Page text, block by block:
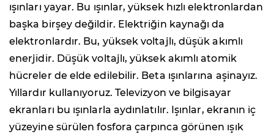
ışınları yayar. Bu ışınlar, yüksek hızlı elektronlardan
başka birşey değildir. Elektriğin kaynağı da
elektronlardır. Bu, yüksek voltajlı, düşük akımlı
enerjidir. Düşük voltajlı, yüksek akımlı atomik
hücreler de elde edilebilir. Beta ışınlarına aşinayız.
Yıllardır kullanıyoruz. Televizyon ve bilgisayar
ekranları bu ışınlarla aydınlatılır. Işınlar, ekranın iç
yüzeyine sürülen fosfora çarpınca görünen ışık